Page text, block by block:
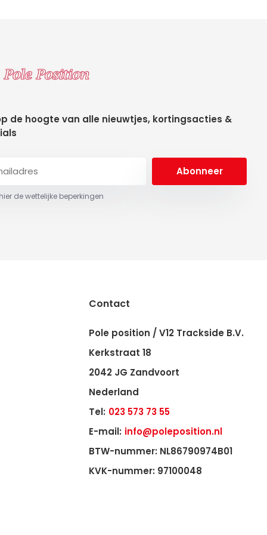
de hoogte van alle nieuwtjes, kortingsacties &
Abonneer
de wettelijke beperkingen
Contact
Pole position / V12 Trackside B.V.
Kerkstraat 18
2042 JG Zandvoort
Nederland
Tel: 023 573 73 55
E-mail: info@poleposition.nl
BTW-nummer: NL86790974B01
KVK-nummer: 97100048